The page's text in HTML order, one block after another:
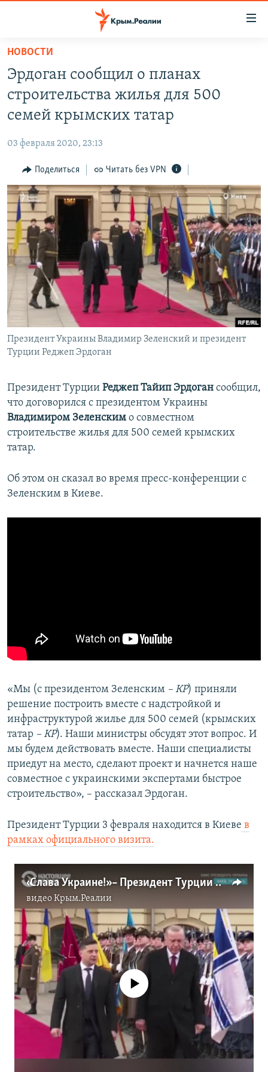
Вернуться
основному
содержанию
Вернутся
главной
навигации
Вернутся
поиску
СПЕЦПРОЕКТЫ
ГРУЗ 200
11 ЛЕТ ОККУПАЦИИ КРЫМА. 11 ИСТОРИЙ СОПРОТИВЛЕНИЯ
ВОДА
ЕЩЕ
ИНТЕРАКТИВ
ИНФОГРАФИКА
ТЕЛЕПРОЕКТ КРЫМ.РЕАЛИИ
СОВЕТЫ ПРАВОЗАЩИТНИКОВ
ПРОПАВШИЕ БЕЗ ВЕСТИ
ПОБЕДИТЕЛЕЙ НЕ СУДЯТ?
КРЫМ.НЕПОКОРЕННЫЙ
УКРАИНСКАЯ ПРОБЛЕМА КРЫМА
РАДІО СВОБОДА
КАК ОБОЙТИ БЛОКИРОВКУ
Українською
Qırımtatar
ПРИСОЕДИНЯЙТЕСЬ!
Все сайты RFE/RL
НОВОСТИ
Эрдоган сообщил о планах
строительства жилья для 500
семей крымских татар
03 февраля 2020, 23:13
Поделиться Читать без VPN
Президент Украины Владимир Зеленский и президент
Турции Реджеп Эрдоган
Президент Турции Реджеп Тайип Эрдоган сообщил,
что договорился с президентом Украины
Владимиром Зеленским о совместном
строительстве жилья для 500 семей крымских
татар.
Об этом он сказал во время пресс-конференции с
Зеленским в Киеве.
«Мы (с президентом Зеленским – КР) приняли
решение построить вместе с надстройкой и
инфраструктурой жилье для 500 семей (крымских
татар – КР). Наши министры обсудят этот вопрос. И
мы будем действовать вместе. Наши специалисты
приедут на место, сделают проект и начнется наше
совместное с украинскими экспертами быстрое
строительство», – рассказал Эрдоган.
Президент Турции 3 февраля находится в Киеве в
рамках официального визита.
«Слава Украине!» – Президент Турции Реджеп Эрдоган поприветствовал украинских военных в Киеве (видео)
видеоКрым.Реалии
No media source currently available